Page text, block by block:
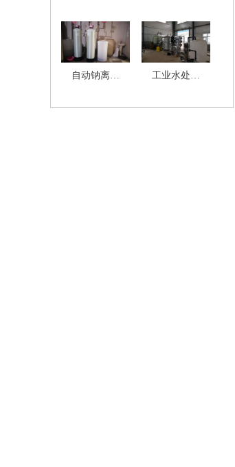
自动钠离子
工业水处理